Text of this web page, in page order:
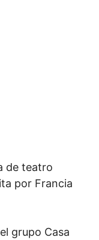
de teatro
por Francia
grupo Casa